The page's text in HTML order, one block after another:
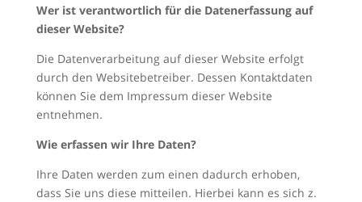
Wer ist verantwortlich für die Datenerfassung auf
dieser Website?
Die Datenverarbeitung auf dieser Website erfolgt
durch den Websitebetreiber. Dessen Kontaktdaten
können Sie dem Impressum dieser Website
entnehmen.
Wie erfassen wir Ihre Daten?
Ihre Daten werden zum einen dadurch erhoben,
dass Sie uns diese mitteilen. Hierbei kann es sich z.